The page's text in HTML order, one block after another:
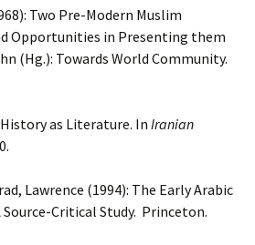
Two Pre-Modern Muslim
Opportunities in Presenting them
(Hg.): Towards World Community.
as Literature. In Iranian
Lawrence (1994): The Early Arabic
Critical Study. Princeton.